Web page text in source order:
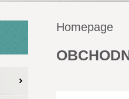
Homepage